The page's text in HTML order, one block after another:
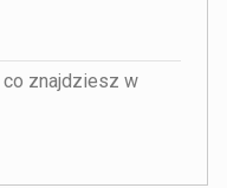
co znajdziesz w